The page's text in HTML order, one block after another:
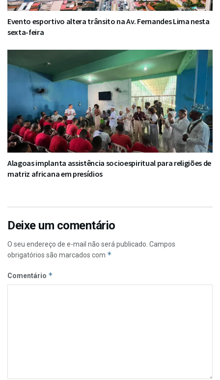
Evento esportivo altera trânsito na Av. Fernandes Lima nesta
sexta-feira
Alagoas implanta assistência socioespiritual para religiões de
matriz africana em presídios
Deixe um comentário
O seu endereço de e-mail não será publicado. Campos
obrigatórios são marcados com *
Comentário *